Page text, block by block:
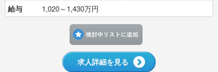
給与 1,020～1,430万円
求人詳細を見る